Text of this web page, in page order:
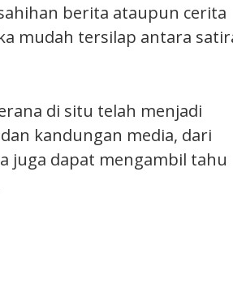
berita ataupun cerita
mudah tersilap antara
di situ telah menjadi
kandungan media, dari
juga dapat mengambil tahu